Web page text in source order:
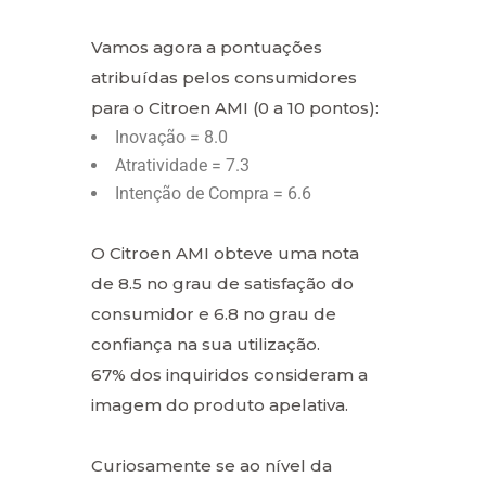
Vamos agora a pontuações
atribuídas pelos consumidores
para o Citroen AMI (0 a 10 pontos):
Inovação = 8.0
Atratividade = 7.3
Intenção de Compra = 6.6
O Citroen AMI obteve uma nota
de 8.5 no grau de satisfação do
consumidor e 6.8 no grau de
confiança na sua utilização.
67% dos inquiridos consideram a
imagem do produto apelativa.
Curiosamente se ao nível da